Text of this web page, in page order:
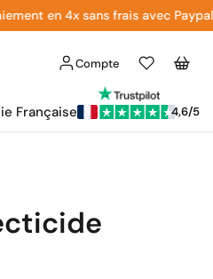
en 4x sans frais avec Paypal
Compte
Liste
d'envies
Panier
Française 4,6/5